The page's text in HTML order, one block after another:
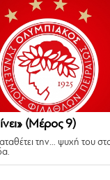
(Μέρος 9)
την… ψυχή του